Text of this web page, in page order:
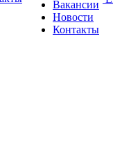
Вакансии
Новости
Контакты